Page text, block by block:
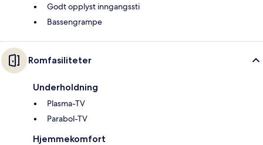
Godt opplyst inngangssti
Bassengrampe
Romfasiliteter
Underholdning
Plasma-TV
Parabol-TV
Hjemmekomfort